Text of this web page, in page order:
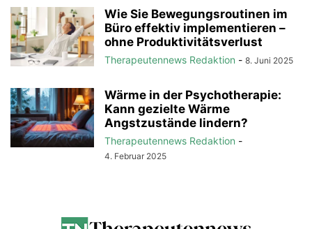
Wie Sie Bewegungsroutinen im
Büro effektiv implementieren –
ohne Produktivitätsverlust
Therapeutennews Redaktion - 8. Juni 2025
Wärme in der Psychotherapie:
Kann gezielte Wärme
Angstzustände lindern?
Therapeutennews Redaktion -
4. Februar 2025